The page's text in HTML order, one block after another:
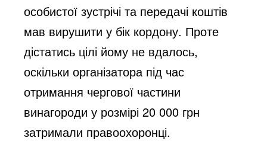
особистої зустрічі та передачі коштів
мав вирушити у бік кордону. Проте
дістатись цілі йому не вдалось,
оскільки організатора під час
отримання чергової частини
винагороди у розмірі 20 000 грн
затримали правоохоронці.